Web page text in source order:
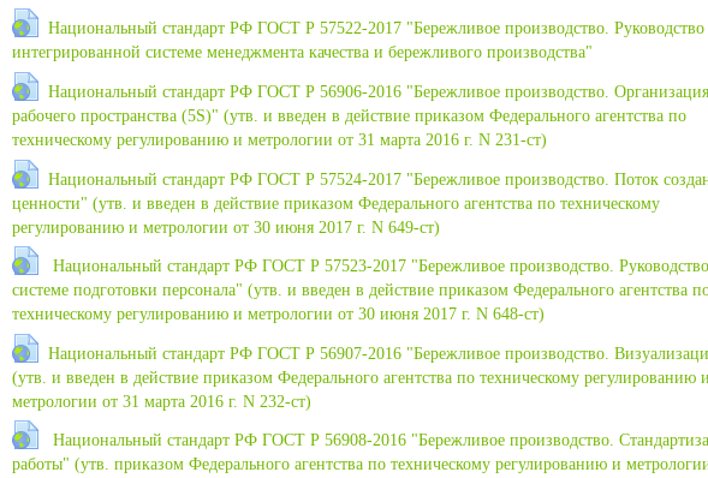
Национальный стандарт РФ ГОСТ Р 57522-2017 "Бережливое производство. Руководство
интегрированной системе менеджмента качества и бережливого производства"
Национальный стандарт РФ ГОСТ Р 56906-2016 "Бережливое производство. Организация
рабочего пространства (5S)" (утв. и введен в действие приказом Федерального агентства по
техническому регулированию и метрологии от 31 марта 2016 г. N 231-ст)
Национальный стандарт РФ ГОСТ Р 57524-2017 "Бережливое производство. Поток
ценности" (утв. и введен в действие приказом Федерального агентства по техническому
регулированию и метрологии от 30 июня 2017 г. N 649-ст)
Национальный стандарт РФ ГОСТ Р 57523-2017 "Бережливое производство.
системе подготовки персонала" (утв. и введен в действие приказом Федерального агентства
техническому регулированию и метрологии от 30 июня 2017 г. N 648-ст)
Национальный стандарт РФ ГОСТ Р 56907-2016 "Бережливое производство.
(утв. и введен в действие приказом Федерального агентства по техническому регулированию и
метрологии от 31 марта 2016 г. N 232-ст)
Национальный стандарт РФ ГОСТ Р 56908-2016 "Бережливое производство.
работы" (утв. приказом Федерального агентства по техническому регулированию и